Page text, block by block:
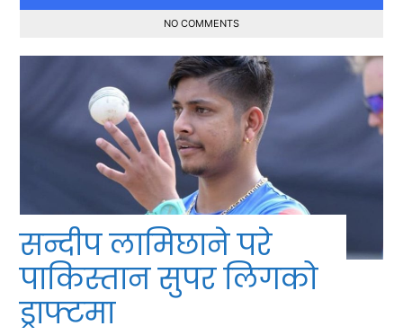
NO COMMENTS
सन्दीप लामिछाने परे
पाकिस्तान सुपर लिगको
ड्राफ्टमा